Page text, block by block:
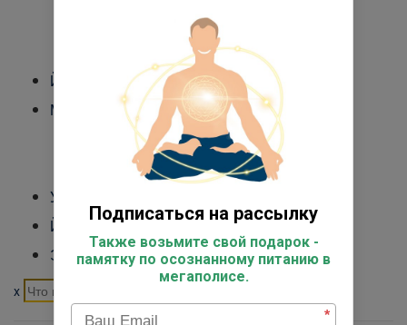
Международный Йога Альянс
Йога-туры
Медитация
Обучение преподавателей медитации
Курс медитации для себя
Управление стрессом
Йога для начинающих
Экспертный курс
x
Подписаться на рассылку
Также возьмите свой подарок -
памятку по осознанному питанию в
мегаполисе.
*